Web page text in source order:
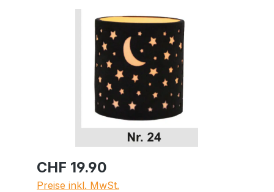
Bildergalerie überspringen
CHF 19.90
Preise inkl. MwSt.